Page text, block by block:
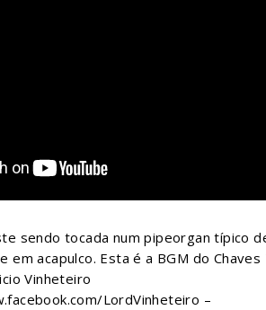
sendo tocada num pipeorgan típico
em acapulco. Esta é a BGM do Chaves
Vinheteiro
LordVinheteiro –